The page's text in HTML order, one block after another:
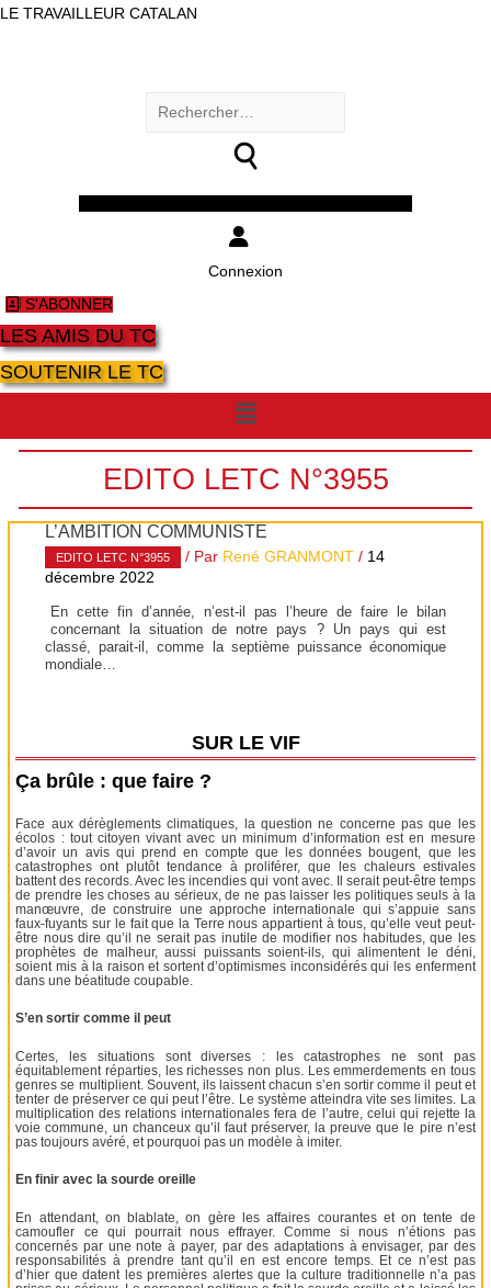
LE TRAVAILLEUR CATALAN
Rechercher :
Connexion
S'ABONNER
LES AMIS DU TC
SOUTENIR LE TC
Menu
EDITO LETC N°3955
L’AMBITION COMMUNISTE
EDITO LETC N°3955 / Par René GRANMONT / 14
décembre 2022
En cette fin d’année, n’est-il pas l’heure de faire le bilan
concernant la situation de notre pays ? Un pays qui est
classé, parait-il, comme la septième puissance économique
mondiale…
SUR LE VIF
Ça brûle : que faire ?
Face aux dérèglements climatiques, la question ne concerne pas que les
écolos : tout citoyen vivant avec un minimum d’information est en mesure
d’avoir un avis qui prend en compte que les données bougent, que les
catastrophes ont plutôt tendance à proliférer, que les chaleurs estivales
battent des records. Avec les incendies qui vont avec. Il serait peut-être temps
de prendre les choses au sérieux, de ne pas laisser les politiques seuls à la
manœuvre, de construire une approche internationale qui s’appuie sans
faux-fuyants sur le fait que la Terre nous appartient à tous, qu’elle veut peut-
être nous dire qu’il ne serait pas inutile de modifier nos habitudes, que les
prophètes de malheur, aussi puissants soient-ils, qui alimentent le déni,
soient mis à la raison et sortent d’optimismes inconsidérés qui les enferment
dans une béatitude coupable.
S’en sortir comme il peut
Certes, les situations sont diverses : les catastrophes ne sont pas
équitablement réparties, les richesses non plus. Les emmerdements en tous
genres se multiplient. Souvent, ils laissent chacun s’en sortir comme il peut et
tenter de préserver ce qui peut l’être. Le système atteindra vite ses limites. La
multiplication des relations internationales fera de l’autre, celui qui rejette la
voie commune, un chanceux qu’il faut préserver, la preuve que le pire n’est
pas toujours avéré, et pourquoi pas un modèle à imiter.
En finir avec la sourde oreille
En attendant, on blablate, on gère les affaires courantes et on tente de
camoufler ce qui pourrait nous effrayer. Comme si nous n’étions pas
concernés par une note à payer, par des adaptations à envisager, par des
responsabilités à prendre tant qu’il en est encore temps. Et ce n’est pas
d’hier que datent les premières alertes que la culture traditionnelle n’a pas